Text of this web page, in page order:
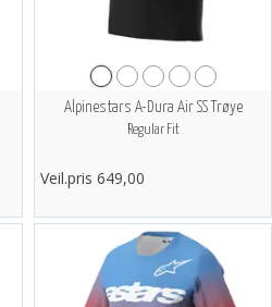
Alpinestars A-Dura Air SS Trøye
Regular Fit
Veil.pris 649,00